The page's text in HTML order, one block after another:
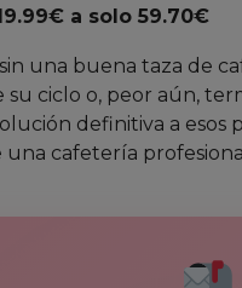
a solo 59.70€
una buena taza de
ciclo o, peor aún,
definitiva a
una cafetería